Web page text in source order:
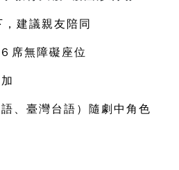
建議親友陪同
席無障礙座位
、臺灣台語）隨劇中角色